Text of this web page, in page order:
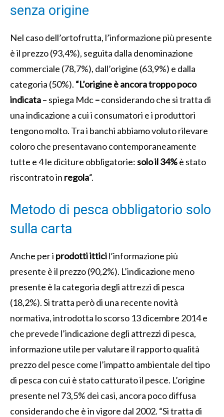
senza origine
Nel caso dell’ortofrutta, l’informazione più presente
è il prezzo (93,4%), seguita dalla denominazione
commerciale (78,7%), dall’origine (63,9%) e dalla
categoria (50%). “L’origine è ancora troppo poco
indicata– spiega Mdc–considerando che si tratta di
una indicazione a cui i consumatori e i produttori
tengono molto. Tra i banchi abbiamo voluto rilevare
coloro che presentavano contemporaneamente
tutte e 4 le diciture obbligatorie:solo il 34%è stato
riscontrato in regola“.
Metodo di pesca obbligatorio solo
sulla carta
Anche per i prodotti itticil’informazione più
presente è il prezzo (90,2%). L’indicazione meno
presente è la categoria degli attrezzi di pesca
(18,2%). Si tratta però di una recente novità
normativa, introdotta lo scorso 13 dicembre 2014 e
che prevede l’indicazione degli attrezzi di pesca,
informazione utile per valutare il rapporto qualità
prezzo del pesce come l’impatto ambientale del tipo
di pesca con cui è stato catturato il pesce. L’origine
presente nel 73,5% dei casi, ancora poco diffusa
considerando che è in vigore dal 2002. “Si tratta di